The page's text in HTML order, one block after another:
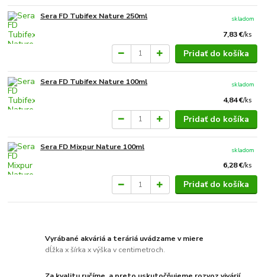
Sera FD Tubifex Nature 250ml
7,83 €/ks
skladom
Pridať do košíka
Sera FD Tubifex Nature 100ml
4,84 €/ks
skladom
Pridať do košíka
Sera FD Mixpur Nature 100ml
6,28 €/ks
skladom
Pridať do košíka
Vyrábané akváriá a teráriá uvádzame v miere
dĺžka x šírka x výška v centimetroch.